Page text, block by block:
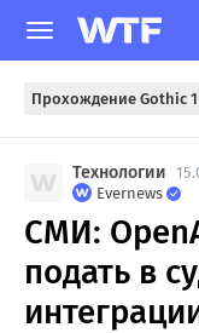
Прохождение Gothic 1
Технологии
Evernews
СМИ:
подать в